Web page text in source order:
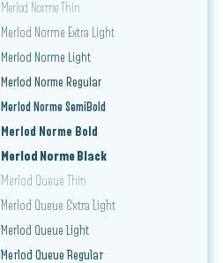
Merlod Norme Thin
Merlod Norme Extra Light
Merlod Norme Light
Merlod Norme Regular
Merlod Norme SemiBold
Merlod Norme Bold
Merlod Norme Black
Merlod Queue Thin
Merlod Queue Extra Light
Merlod Queue Light
Merlod Queue Regular